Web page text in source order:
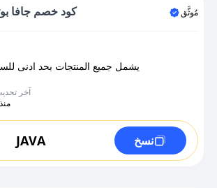
كود خصم جافا مُوثَّق
يشمل جميع المنتجات بحد ادنى للسله 200
آخر
JAVA نسخ